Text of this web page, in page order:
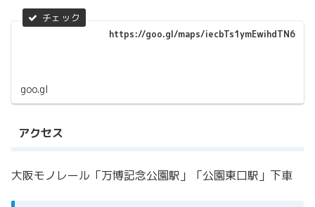
https://goo.gl/maps/iecbTs1ymEwihdTN6
goo.gl
アクセス
大阪モノレール「万博記念公園駅」「公園東口駅」下車